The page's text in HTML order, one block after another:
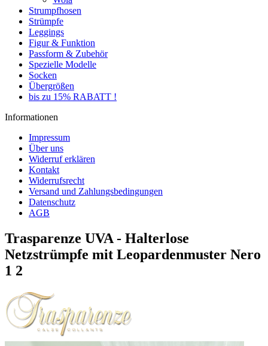
Strumpfhosen
Strümpfe
Leggings
Figur & Funktion
Passform & Zubehör
Spezielle Modelle
Socken
Übergrößen
bis zu 15% RABATT !
Informationen
Impressum
Über uns
Widerruf erklären
Kontakt
Widerrufsrecht
Versand und Zahlungsbedingungen
Datenschutz
AGB
Trasparenze UVA - Halterlose
Netzstrümpfe mit Leopardenmuster Nero
1 2